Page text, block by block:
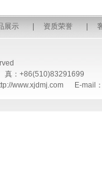
展示 资质荣誉
：+86(510)83291699
www.xjdmj.com E-mail：